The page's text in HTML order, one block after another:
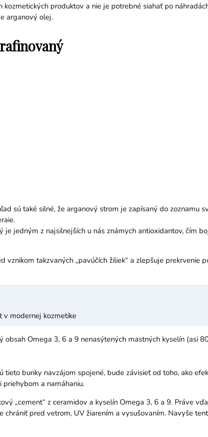
produktov a nie je potrebné siahať po
arganový olej.
sú také silné, že arganový strom je zapísaný do zoznamu
jedným z najsilnejších u nás známych antioxidantov, čím
vznikom takzvaných „pavúčích žiliek“ a zlepšuje prekrvenie
v modernej kozmetike
Omega 3, 6 a 9 nenasýtených mastných kyselín (asi
tieto bunky navzájom spojené, bude závisieť od toho, ako
a namáhaniu.
„cement“ z ceramidov a kyselín Omega 3, 6 a 9. Práve
pred vetrom, UV žiarením a vysušovaním. Navyše